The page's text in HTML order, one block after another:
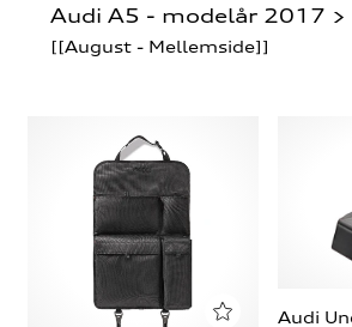
Audi A5 - modelår 2017 >
[[August - Mellemside]]
Audi